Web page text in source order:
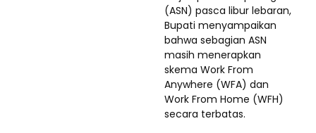
(ASN) pasca libur lebaran,
Bupati menyampaikan
bahwa sebagian ASN
masih menerapkan
skema Work From
Anywhere (WFA) dan
Work From Home (WFH)
secara terbatas.